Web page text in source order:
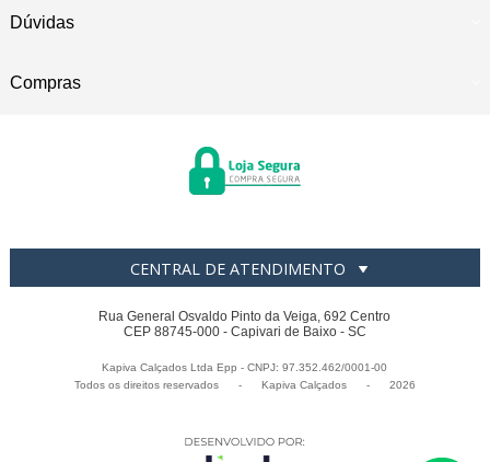
Dúvidas
Compras
CENTRAL DE ATENDIMENTO
Rua General Osvaldo Pinto da Veiga, 692 Centro
CEP 88745-000 - Capivari de Baixo - SC
Kapiva Calçados Ltda Epp - CNPJ: 97.352.462/0001-00
Todos os direitos reservados
- Kapiva Calçados - 2026